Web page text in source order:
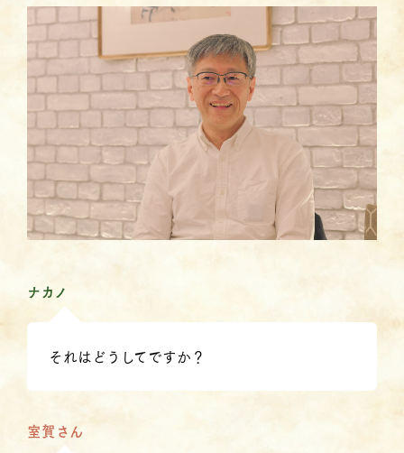
ナカノ
それはどうしてですか？
室賀さん